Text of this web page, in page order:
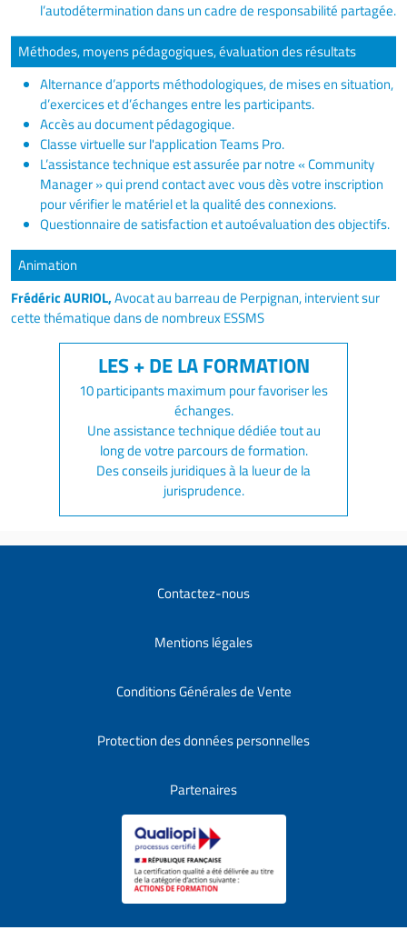
l’autodétermination dans un cadre de responsabilité partagée.
Méthodes, moyens pédagogiques, évaluation des résultats
Alternance d’apports méthodologiques, de mises en situation,
d’exercices et d’échanges entre les participants.
Accès au document pédagogique.
Classe virtuelle sur l'application Teams Pro.
L’assistance technique est assurée par notre « Community
Manager » qui prend contact avec vous dès votre inscription
pour vérifier le matériel et la qualité des connexions.
Questionnaire de satisfaction et autoévaluation des objectifs.
Animation
Frédéric AURIOL,Avocat au barreau de Perpignan, intervient sur
cette thématique dans de nombreux ESSMS
10 participants maximum pour favoriser les
échanges.
Une assistance technique dédiée tout au
long de votre parcours de formation.
Des conseils juridiques à la lueur de la
jurisprudence.
Contactez-nous
Mentions légales
Conditions Générales de Vente
Protection des données personnelles
Partenaires